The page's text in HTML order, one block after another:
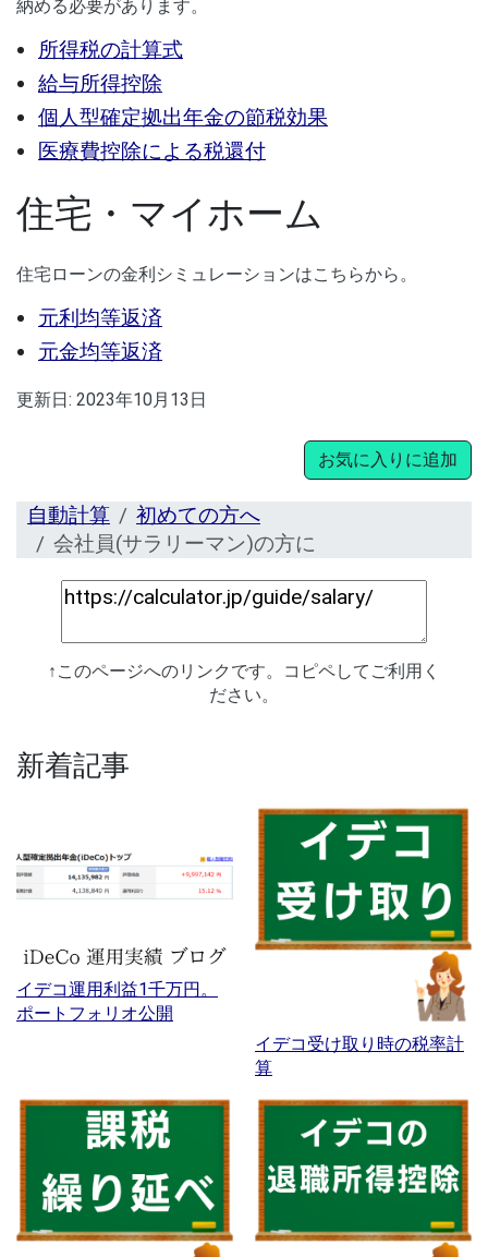
納める必要があります。
所得税の計算式
給与所得控除
個人型確定拠出年金の節税効果
医療費控除による税還付
住宅・マイホーム
住宅ローンの金利シミュレーションはこちらから。
元利均等返済
元金均等返済
更新日: 2023年10月13日
お気に入りに追加
自動計算
初めての方へ
会社員(サラリーマン)の方に
↑このページへのリンクです。コピペしてご利用く
ださい。
新着記事
イデコ運用利益1千万円。
ポートフォリオ公開
イデコ受け取り時の税率計
算